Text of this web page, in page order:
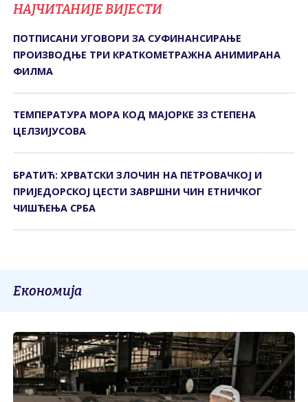
НАЈЧИТАНИЈЕ ВИЈЕСТИ
ПОТПИСАНИ УГОВОРИ ЗА СУФИНАНСИРАЊЕ
ПРОИЗВОДЊЕ ТРИ КРАТКОМЕТРАЖНА АНИМИРАНА
ФИЛМА
ТЕМПЕРАТУРА МОРА КОД МАЈОРКЕ 33 СТЕПЕНА
ЦЕЛЗИЈУСОВА
БРАТИЋ: ХРВАТСКИ ЗЛОЧИН НА ПЕТРОВАЧКОЈ И
ПРИЈЕДОРСКОЈ ЦЕСТИ ЗАВРШНИ ЧИН ЕТНИЧКОГ
ЧИШЋЕЊА СРБА
Економија